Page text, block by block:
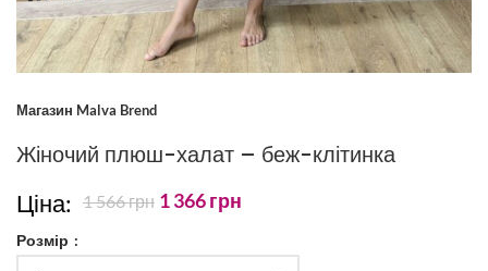
Магазин Malva Brend
Жіночий плюш-халат – беж-клітинка
Ціна: 1 566грн 1 366грн
Розмір